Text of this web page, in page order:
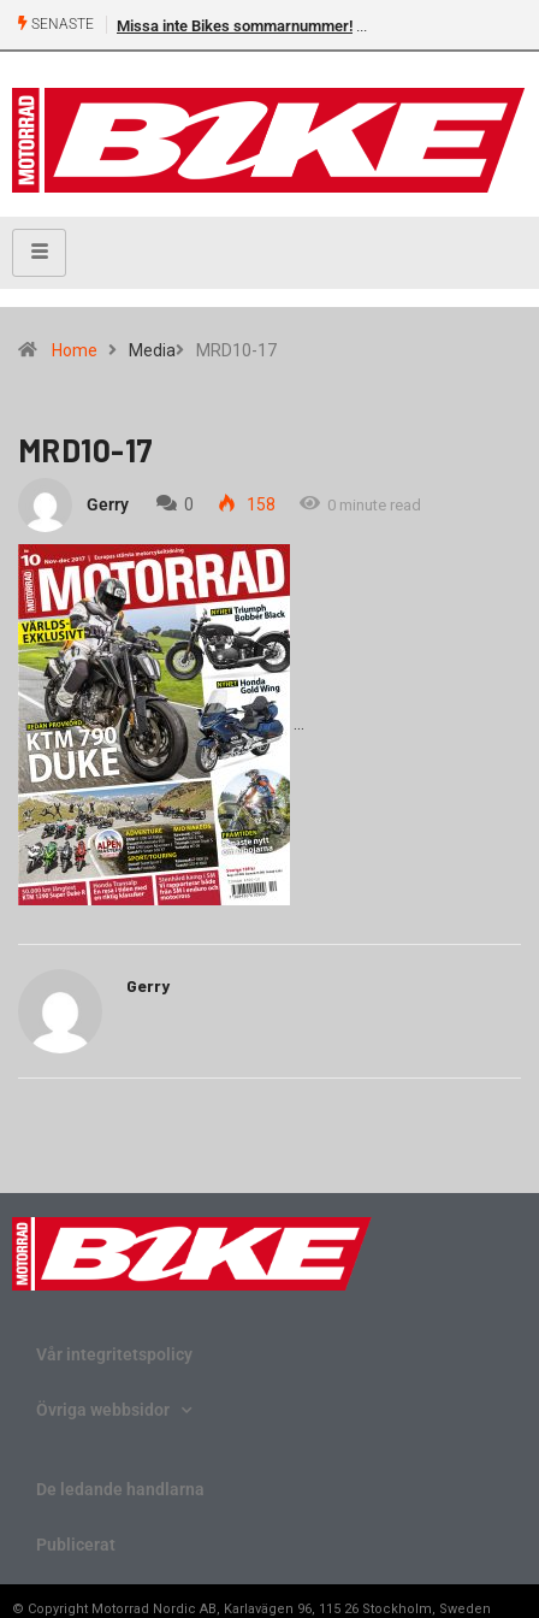
SENASTE Missa inte Bikes sommarnummer!
Home Media MRD10-17
MRD10-17
Gerry 0 158 0 minute read
Gerry
Vår integritetspolicy
Övriga webbsidor
De ledande handlarna
Publicerat
© Copyright Motorrad Nordic AB, Karlavägen 96, 115 26 Stockholm, Sweden